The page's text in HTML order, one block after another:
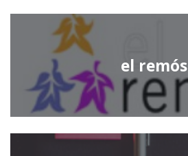
el remós